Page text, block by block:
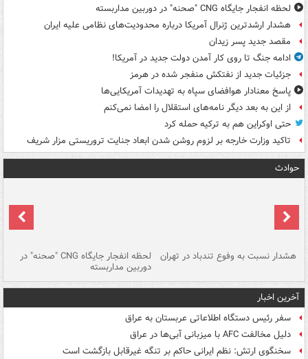
لحظه انفجار جایگاه CNG "صحنه" در دوربین مداربسته
هشدار ارشدترین ژنرال آمریکا درباره محدودیت‌های نظامی علیه ایران
مقصد جدید پسر زیدان
ادامه جنگ تا روی کار آمدن دولت جدید در آمریکا!
جزئیات جدید از نفتکش منفجر شده در هرمز
پاسخ معنادار هوافضای سپاه به تهدیدات آمریکایی‌ها
از این به بعد دیگر نامه‌های استقلال را امضا نمی‌کنم
حتی اوکراین هم به ترکیه حمله کرد
تاکید وزارت خارجه بر لزوم روشن شدن ابعاد جنایت تروریستی مزار شریف
حوادث
هشدار نسبت به وفوع تندباد در تهران لحظه انفجار جایگاه CNG "صحنه" در
دوربین مداربسته
آخرین اخبار
سفر رئیس دستگاه اطلاعاتی عربستان به عراق
دلیل مخالفت AFC با میزبانی آبی‌ها در عراق
سخنگوی ارتش: نظم ایرانی حاکم بر تنگه غیرقابل بازگشت است